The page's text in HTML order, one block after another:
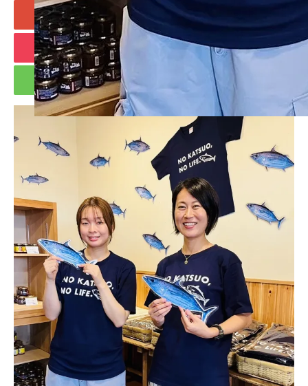
+1
Pocket RSS
feedly